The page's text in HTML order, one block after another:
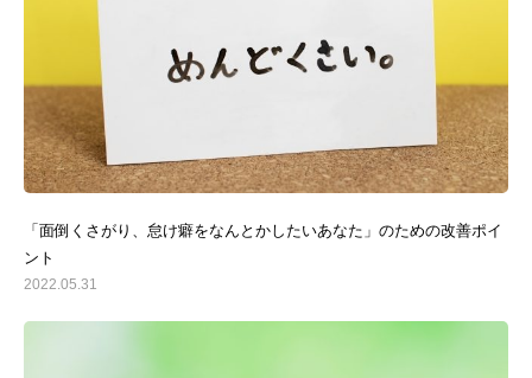
「面倒くさがり、怠け癖をなんとかしたいあなた」のための改善ポイ
ント
2022.05.31